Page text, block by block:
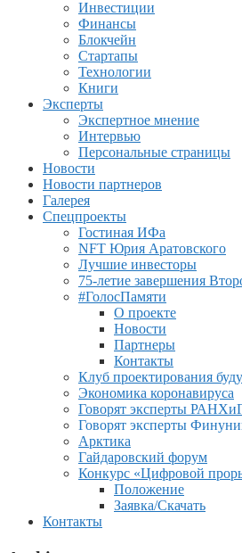
Инвестиции
Финансы
Блокчейн
Стартапы
Технологии
Книги
Эксперты
Экспертное мнение
Интервью
Персональные страницы
Новости
Новости партнеров
Галерея
Спецпроекты
Гостиная ИФа
NFT Юрия Аратовского
Лучшие инвесторы
75-летие завершения
#ГолосПамяти
О проекте
Новости
Партнеры
Контакты
Клуб проектирования
Экономика коронавируса
Говорят эксперты
Говорят эксперты
Арктика
Гайдаровский форум
Конкурс «Цифровой
Положение
Заявка/Скачать
Контакты